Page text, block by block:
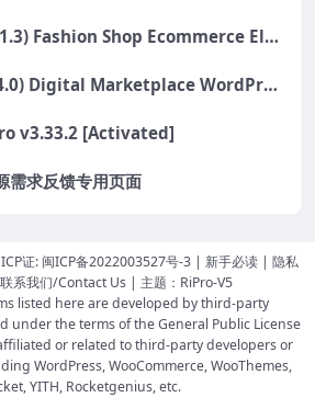
Anarkali (v1.1.3) Fashion Shop Ecommerce Elementor Theme
Markite (v1.4.0) Digital Marketplace WordPress Theme
v3.33.2 [Activated]
需求反馈专用页面
证: 闽ICP备2022003527号-3| 新手必读| 隐私
联系我们/Contact Us | 主题： RiPro-V5
listed here are developed by third-party
under the terms of the General Public License
or related to third-party developers or
WordPress, WooCommerce, WooThemes,
YITH, Rocketgenius, etc.